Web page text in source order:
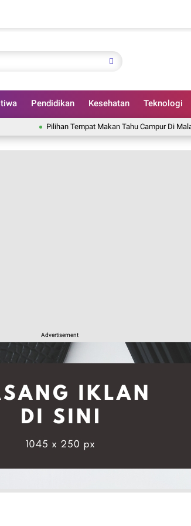
Pendidikan Kesehatan Teknologi
Pilihan Tempat Makan Tahu Campur Di Malang, Kuah
Advertisement